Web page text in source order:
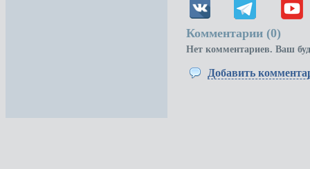
Комментарии (0)
Нет комментариев. Ваш
Добавить